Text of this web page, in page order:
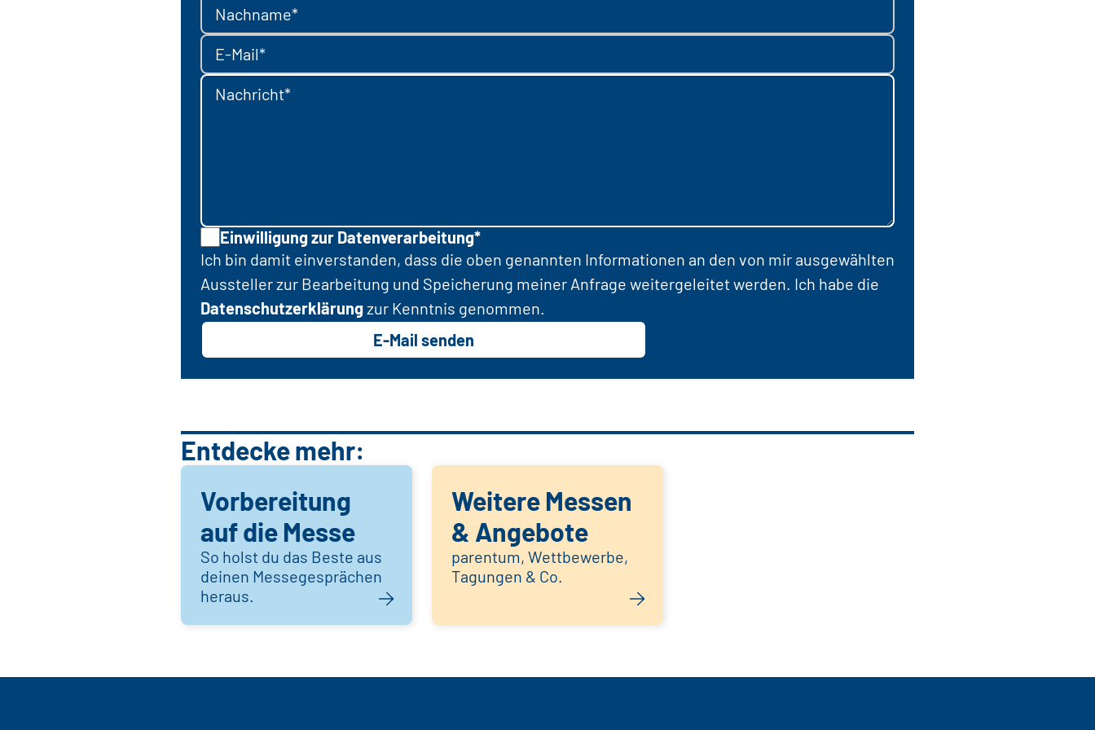
Nachname*
E-Mail*
Nachricht*
Einwilligung zur Datenverarbeitung*
Ich bin damit einverstanden, dass die oben genannten Informationen an den von mir ausgewählten
Aussteller zur Bearbeitung und Speicherung meiner Anfrage weitergeleitet werden. Ich habe die
Datenschutzerklärungzur Kenntnis genommen.
E-Mail senden
Entdecke mehr:
Vorbereitung
auf die Messe
So holst du das Beste aus
deinen Messegesprächen
heraus.
Weitere Messen
& Angebote
parentum, Wettbewerbe,
Tagungen & Co.